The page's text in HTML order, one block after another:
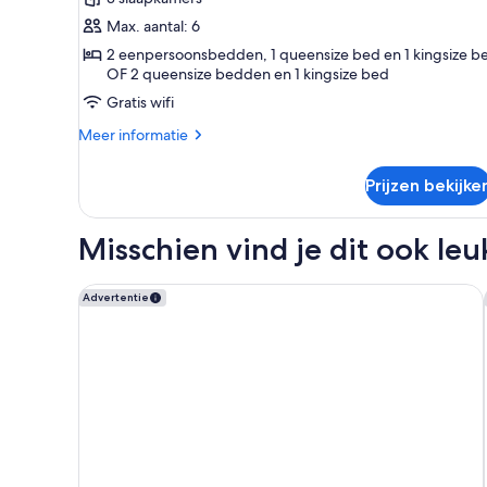
slaapkamers,
privézwembad
laden
Max. aantal: 6
2 eenpersoonsbedden, 1 queensize bed en 1 kingsize
OF 2 queensize bedden en 1 kingsize bed
Gratis wifi
Meer informatie
Meer
villa,
slaapkamers,
Prijzen
Misschien vind je dit ook
Advertentie
Hotel Mongibello Ibiza